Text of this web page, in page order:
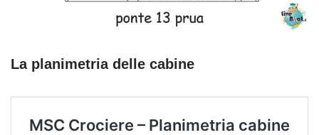
La planimetria delle cabine